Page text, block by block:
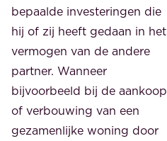
bepaalde investeringen die
hij of zij heeft gedaan in het
vermogen van de andere
partner. Wanneer
bijvoorbeeld bij de aankoop
of verbouwing van een
gezamenlijke woning door